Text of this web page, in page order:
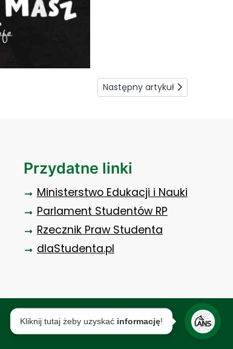
Następny artykuł: W sprawie
Następny artykuł
Przydatne linki
Ministerstwo Edukacji i Nauki
Parlament Studentów RP
Rzecznik Praw Studenta
dlaStudenta.pl